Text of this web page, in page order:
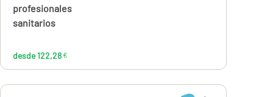
profesionales
sanitarios
desde 122,28 €